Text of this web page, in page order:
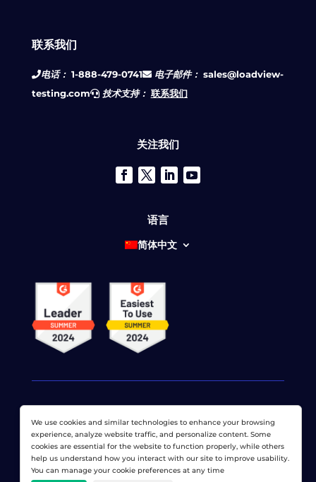
联系我们
电话： 1-888-479-0741 电子邮件： sales@loadview-
testing.com
技术支持： 联系我们
关注我们
语言
简体中文
© 2026 网络显示器公司 版权所有。 LoadView 是 Dotcom-
Monitor公司
隐私政策|服务条款|许可专利 |网站地图
We use cookies and similar technologies to enhance your browsing
experience, analyze website traffic, and personalize content. Some
cookies are essential for the website to function properly, while others
help us understand how you interact with our site to improve usability.
You can manage your cookie preferences at any time